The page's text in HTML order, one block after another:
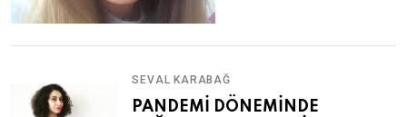
SEVAL KARABAĞ
PANDEMİ DÖNEMİNDE